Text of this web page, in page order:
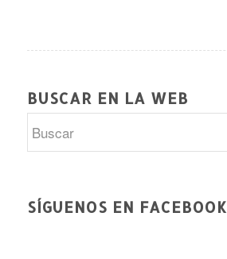
BUSCAR EN LA WEB
SÍGUENOS EN FACEBOOK